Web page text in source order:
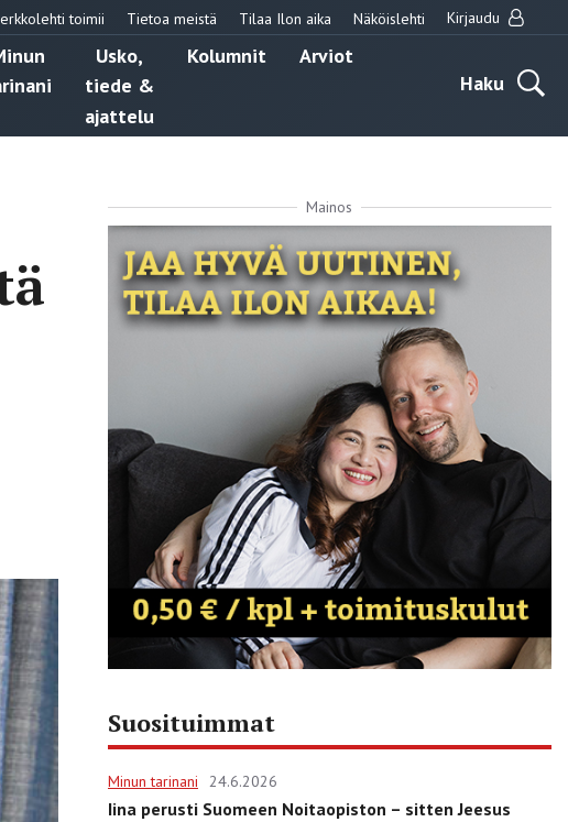
toimii Tietoa meistä Tilaa Ilon aika Näköislehti Kirjaudu
Usko,
tiede &
ajattelu
Kolumnit
Arviot
Haku
Mainos
Suosituimmat
Minun tarinani 24.6.2026
Iina perusti Suomeen Noitaopiston – sitten Jeesus